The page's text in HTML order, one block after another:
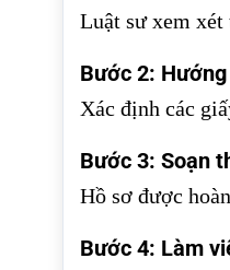
Luật sư xem xét
Bước 2:
Xác định các
Bước 3: Soạn
Hồ sơ được
Bước 4: Làm